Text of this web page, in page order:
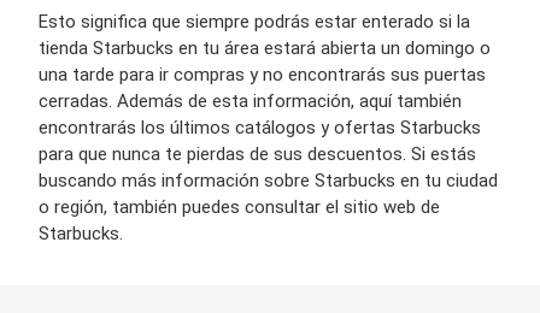
Esto significa que siempre podrás estar enterado si la
tienda Starbucks en tu área estará abierta un domingo o
una tarde para ir compras y no encontrarás sus puertas
cerradas. Además de esta información, aquí también
encontrarás los últimos catálogos y ofertas Starbucks
para que nunca te pierdas de sus descuentos. Si estás
buscando más información sobre Starbucks en tu ciudad
o región, también puedes consultar el sitio web de
Starbucks.